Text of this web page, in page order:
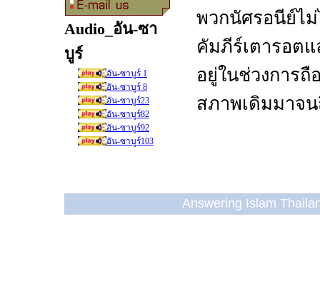
Audio_อัน-ซา
บูร์
อัน-ซาบูร์ 1
อัน-ซาบูร์ 8
อัน-ซาบูร์23
อัน-ซาบูร์82
อัน-ซาบูร์92
อัน-ซาบูร์103
พวกนัศรอนีย์ไ
คัมภีร์เตารอต
อยู่ในช่วงการ
สภาพเดิมมาจ
Answering Islam